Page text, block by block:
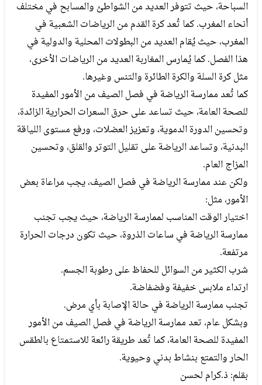
السباحة، حيث تتوفر العديد من الشواطئ والمسابح في مختلف
أنحاء المغرب. كما تُعد كرة القدم من الرياضات الشعبية في
المغرب، حيث يُقام العديد من البطولات المحلية والدولية في
هذا الفصل. كما يُمارس المغاربة العديد من الرياضات الأخرى،
مثل كرة السلة والكرة الطائرة والتنس وغيرها.
كما تُعد ممارسة الرياضة في فصل الصيف من الأمور المفيدة
للصحة العامة، حيث تساعد على حرق السعرات الحرارية الزائدة،
وتحسين الدورة الدموية، وتعزيز العضلات، ورفع مستوى اللياقة
البدنية، وتساعد الرياضة على تقليل التوتر والقلق، وتحسين
المزاج العام.
ولكن عند ممارسة الرياضة في فصل الصيف، يجب مراعاة بعض
الأمور، مثل:
اختيار الوقت المناسب لممارسة الرياضة، حيث يجب تجنب
ممارسة الرياضة في ساعات الذروة، حيث تكون درجات الحرارة
مرتفعة.
شرب الكثير من السوائل للحفاظ على رطوبة الجسم.
ارتداء ملابس خفيفة وفضفاضة.
تجنب ممارسة الرياضة في حالة الإصابة بأي مرض.
وبشكل عام، تعد ممارسة الرياضة في فصل الصيف من الأمور
المفيدة للصحة العامة، كما تُعد طريقة رائعة للاستمتاع بالطقس
الحار والتمتع بنشاط بدني وحيوية.
بقلم: ذ.كرام لحسن